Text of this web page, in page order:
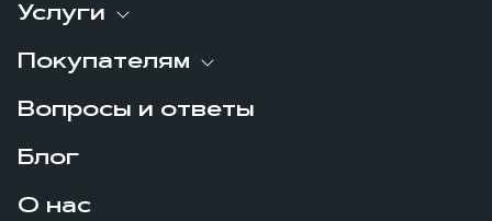
Услуги
Покупателям
Вопросы и ответы
Блог
О нас